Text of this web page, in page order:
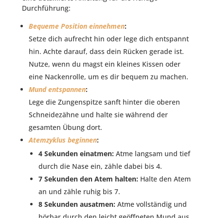
Durchführung:
Bequeme Position einnehmen:
Setze dich aufrecht hin oder lege dich entspannt
hin. Achte darauf, dass dein Rücken gerade ist.
Nutze, wenn du magst ein kleines Kissen oder
eine Nackenrolle, um es dir bequem zu machen.
Mund entspannen:
Lege die Zungenspitze sanft hinter die oberen
Schneidezähne und halte sie während der
gesamten Übung dort.
Atemzyklus beginnen:
4 Sekunden einatmen: Atme langsam und tief
durch die Nase ein, zähle dabei bis 4.
7 Sekunden den Atem halten: Halte den Atem
an und zähle ruhig bis 7.
8 Sekunden ausatmen: Atme vollständig und